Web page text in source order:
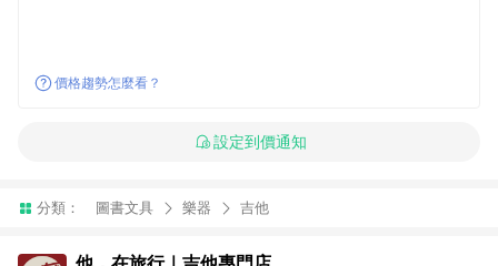
價格趨勢怎麼看？
設定到價通知
分類： 圖書文具 樂器 吉他